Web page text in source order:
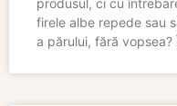
produsul, ci cu
firele albe repede sau
a părului, fără vopsea?